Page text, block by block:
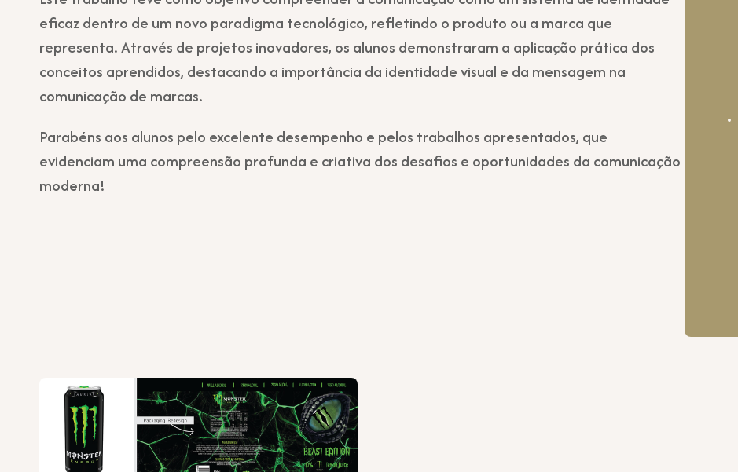
eficaz dentro de um novo paradigma tecnológico, refletindo o produto ou a marca que
representa. Através de projetos inovadores, os alunos demonstraram a aplicação prática dos
conceitos aprendidos, destacando a importância da identidade visual e da mensagem na
comunicação de marcas.
Parabéns aos alunos pelo excelente desempenho e pelos trabalhos apresentados, que
evidenciam uma compreensão profunda e criativa dos desafios e oportunidades da comunicação
moderna!